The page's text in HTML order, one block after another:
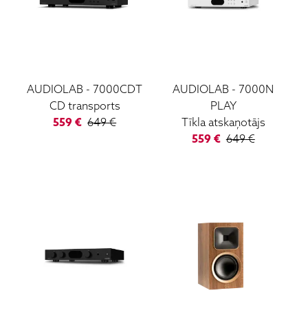
AUDIOLAB -7000CDT
CD transports
559 € 649€
AUDIOLAB -7000N
PLAY
Tīkla atskaņotājs
559€ 649€